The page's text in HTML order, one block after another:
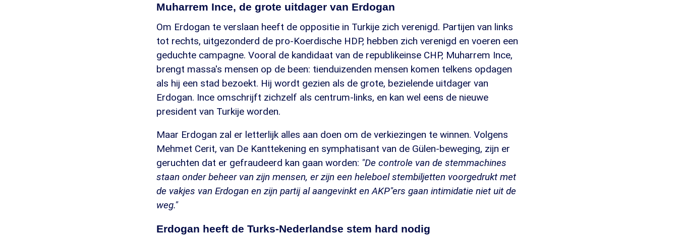
Muharrem Ince, de grote uitdager van Erdogan
Om Erdogan te verslaan heeft de oppositie in Turkije zich verenigd. Partijen van links
tot rechts, uitgezonderd de pro-Koerdische HDP, hebben zich verenigd en voeren een
geduchte campagne. Vooral de kandidaat van de republikeinse CHP, Muharrem Ince,
brengt massa's mensen op de been: tienduizenden mensen komen telkens opdagen
als hij een stad bezoekt. Hij wordt gezien als de grote, bezielende uitdager van
Erdogan. Ince omschrijft zichzelf als centrum-links, en kan wel eens de nieuwe
president van Turkije worden.
Maar Erdogan zal er letterlijk alles aan doen om de verkiezingen te winnen. Volgens
Mehmet Cerit, van De Kanttekening en symphatisant van de Gülen-beweging, zijn er
geruchten dat er gefraudeerd kan gaan worden: "De controle van de stemmachines
staan onder beheer van zijn mensen, er zijn een heleboel stembiljetten voorgedrukt met
de vakjes van Erdogan en zijn partij al aangevinkt en AKP"ers gaan intimidatie niet uit de
weg."
Erdogan heeft de Turks-Nederlandse stem hard nodig